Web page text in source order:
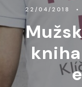
O LOMU
KURZY
PORADNA
PODPOŘTE
22/04/2018